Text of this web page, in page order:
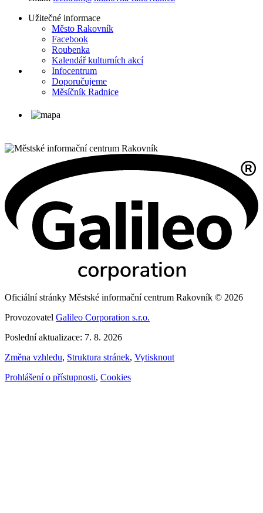
Užitečné informace
Město Rakovník
Facebook
Roubenka
Kalendář kulturních akcí
Infocentrum
Doporučujeme
Měsíčník Radnice
Oficiální stránky Městské informační centrum Rakovník © 2026
Provozovatel Galileo Corporation s.r.o.
Poslední aktualizace: 7. 8. 2026
Změna vzhledu, Struktura stránek, Vytisknout
Prohlášení o přístupnosti, Cookies